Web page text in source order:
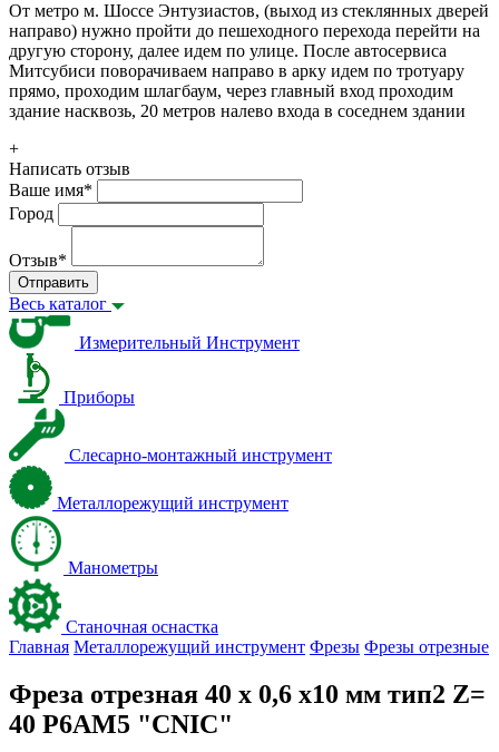
От метро м. Шоссе Энтузиастов, (выход из стеклянных дверей
направо) нужно пройти до пешеходного перехода перейти на
другую сторону, далее идем по улице. После автосервиса
Митсубиси поворачиваем направо в арку идем по тротуару
прямо, проходим шлагбаум, через главный вход проходим
здание насквозь, 20 метров налево входа в соседнем здании
+
Написать отзыв
Ваше имя*
Город
Отзыв*
Отправить
Весь каталог
Измерительный Инструмент
Приборы
Слесарно-монтажный инструмент
Металлорежущий инструмент
Манометры
Станочная оснастка
Главная Металлорежущий инструмент Фрезы Фрезы отрезные
Фреза отрезная 40 x 0,6 x10 мм тип2 Z=
40 Р6АМ5 "CNIC"